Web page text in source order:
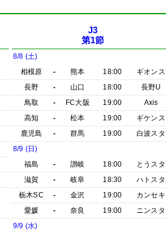
J3
第1節
8/8 (土)
相模原
- 熊本 18:00
ギオンス
長野
- 山口 18:00
長野U
鳥取
- FC大阪 19:00
Axis
高知
- 松本 19:00
ギケンス
鹿児島
- 群馬 19:00
白波スタ
8/9 (日)
福島
- 讃岐 18:00
とうスタ
滋賀
- 岐阜 18:30
ハトスタ
栃木SC
- 金沢 19:00
カンセキ
愛媛
- 奈良 19:00
ニンスタ
9/9 (水)